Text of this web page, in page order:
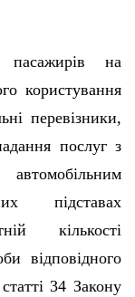
на
користування
перевізники,
послуг з
підставах
кількості
відповідного
34 Закону